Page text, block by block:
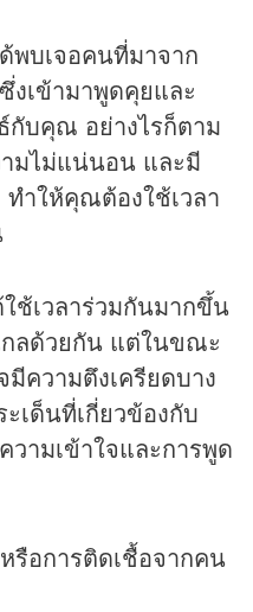
บเจอคนที่มาจาก
งเข้ามาพูดคุยและ
กับคุณ อย่างไรก็ตาม
มไม่แน่นอน และมี
ทำให้คุณต้องใช้เวลา
ช้เวลาร่วมกันมากขึ้น
กลด้วยกัน แต่ในขณะ
ความตึงเครียดบาง
เด็นที่เกี่ยวข้องกับ
วามเข้าใจและการพูด
รือการติดเชื้อจากคน